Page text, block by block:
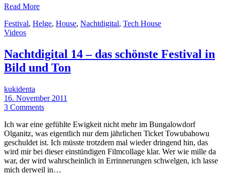
Read More
Festival, Helge, House, Nachtdigital, Tech House
Videos
Nachtdigital 14 – das schönste Festival in
Bild und Ton
kukidenta
16. November 2011
3 Comments
Ich war eine gefühlte Ewigkeit nicht mehr im Bungalowdorf
Olganitz, was eigentlich nur dem jährlichen Ticket Towubahowu
geschuldet ist. Ich müsste trotzdem mal wieder dringend hin, das
wird mir bei dieser einstündigen Filmcollage klar. Wer wie mille da
war, der wird wahrscheinlich in Errinnerungen schwelgen, ich lasse
mich derweil in…